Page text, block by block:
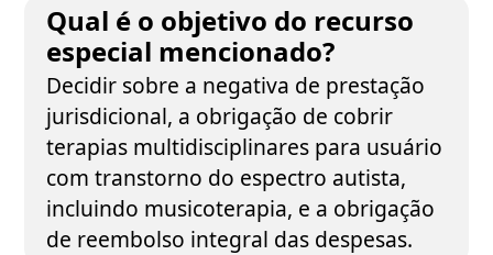
Qual é o objetivo do recurso
especial mencionado?
Decidir sobre a negativa de prestação
jurisdicional, a obrigação de cobrir
terapias multidisciplinares para usuário
com transtorno do espectro autista,
incluindo musicoterapia, e a obrigação
de reembolso integral das despesas.